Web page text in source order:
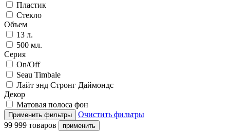
Пластик
Стекло
Объем
13 л.
500 мл.
Серия
On/Off
Seau Timbale
Лайт энд Стронг Даймондс
Декор
Матовая полоса фон
Очистить фильтры
99 999 товаров